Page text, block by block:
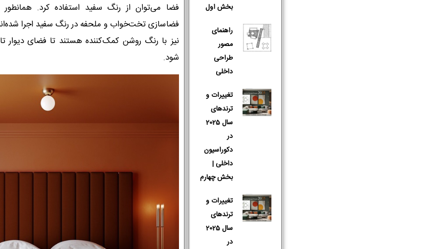
فضا می‌توان از رنگ سفید استفاده کرد.
فضاسازی تخت‌خواب و ملحفه در رنگ سفید اجرا
نیز با رنگ روشن کمک‌کننده هستند تا فضای دیوار
شود.
بخش اول
راهنمای
مصور
طراحی
داخلی
تغییرات و
ترندهای
سال 2025
در
دکوراسیون
داخلی |
بخش چهارم
تغییرات و
ترندهای
سال 2025
در